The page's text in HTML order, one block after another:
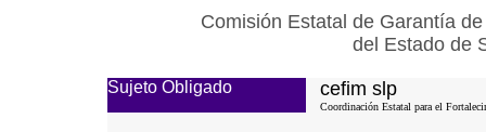
Comisión Estatal de Garantía
del Estado de
Sujeto Obligado cefim slp
Coordinación Estatal para el